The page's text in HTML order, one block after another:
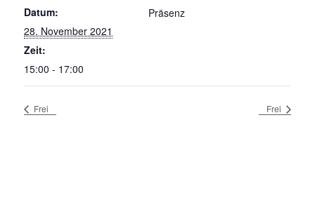
Datum:
28. November 2021
Zeit:
15:00 - 17:00
Präsenz
Frei Frei